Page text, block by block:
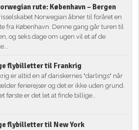
rute: København – Bergen
Norwegian åbner til foråret en
fra København. Denne gang går turen til
og seks dage om ugen vil et af de
flybilletter til Frankrig
er altid en af danskernes "darlings" når
ferierejser og det er ikke uden grund.
første er det let at finde billige...
flybilletter til New York